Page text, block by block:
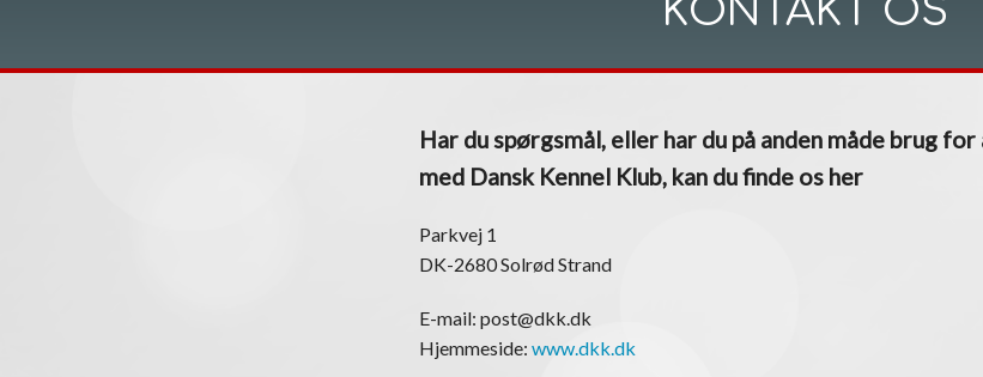
KONTAKT OS
Har du spørgsmål, eller har du på anden måde brug
med Dansk Kennel Klub, kan du finde os her
Parkvej 1
DK-2680 Solrød Strand
E-mail: post@dkk.dk
Hjemmeside: www.dkk.dk